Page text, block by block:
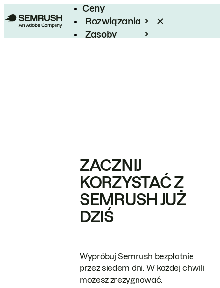
Ceny
Rozwiązania
Zasoby
ZACZNIJ
KORZYSTAĆ Z
SEMRUSH JUŻ
DZIŚ
Wypróbuj Semrush bezpłatnie
przez siedem dni. W każdej chwili
możesz zrezygnować.